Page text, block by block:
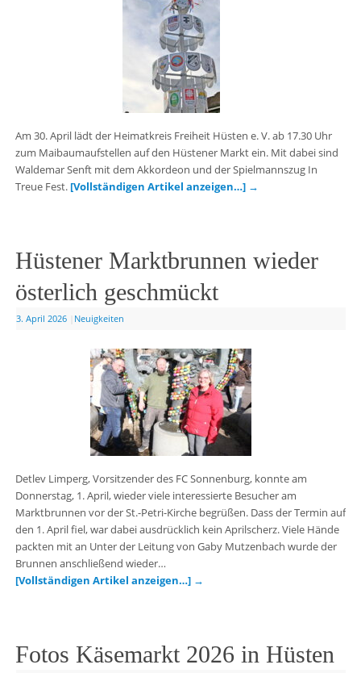
Am 30. April lädt der Heimatkreis Freiheit Hüsten e. V. ab 17.30 Uhr
zum Maibaumaufstellen auf den Hüstener Markt ein. Mit dabei sind
Waldemar Senft mit dem Akkordeon und der Spielmannszug In
Treue Fest. [Vollständigen Artikel anzeigen…] →
Hüstener Marktbrunnen wieder
österlich geschmückt
3. April 2026 Neuigkeiten
Detlev Limperg, Vorsitzender des FC Sonnenburg, konnte am
Donnerstag, 1. April, wieder viele interessierte Besucher am
Marktbrunnen vor der St.-Petri-Kirche begrüßen. Dass der Termin auf
den 1. April fiel, war dabei ausdrücklich kein Aprilscherz. Viele Hände
packten mit an Unter der Leitung von Gaby Mutzenbach wurde der
Brunnen anschließend wieder…
[Vollständigen Artikel anzeigen…] →
Fotos Käsemarkt 2026 in Hüsten